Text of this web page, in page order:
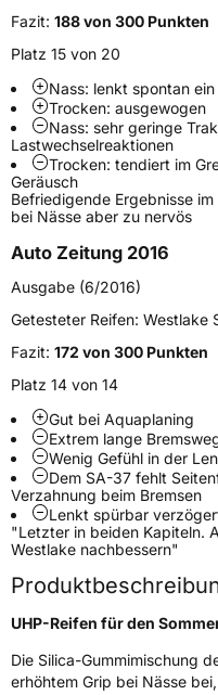
Fahrzeugart
PKW & SUV
Weitere Eigenschaften
SchlauchtypTL
ZustandNeureifen
VerstärktXL
EU Label
Effizienz
NasshaftungB
Rollgeräusch (Klasse)B
Rollgeräusch (dB)72
FahrzeugklasseC1
3PMSF /
EPREL ID452756
Allgemeine
Fazit: 188 von 300 Punkten
Platz 15 von 20
Nass: lenkt spontan ein
Trocken: ausgewogen
Nass: sehr geringe
Lastwechselreaktionen
Trocken: tendiert im
Geräusch
Befriedigende Ergebnisse
bei Nässe aber zu nervös
Auto Zeitung 2016
Ausgabe (6/2016)
Getesteter Reifen: Westlake
Fazit: 172 von 300 Punkten
Platz 14 von 14
Gut bei Aquaplaning
Extrem lange
Wenig Gefühl in der
Dem SA-37 fehlt
Verzahnung beim Bremsen
Lenkt spürbar
"Letzter in beiden Kapiteln.
Westlake nachbessern"
UHP-Reifen für den
Die Silica-Gummimischung
erhöhtem Grip bei Nässe